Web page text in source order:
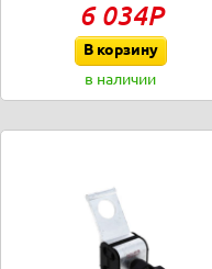
6 034Р
В корзину
в наличии